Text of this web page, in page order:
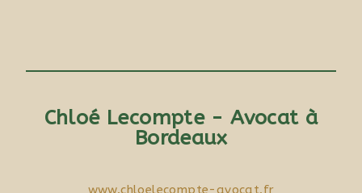
Chloé Lecompte - Avocat à
Bordeaux
www.chloelecompte-avocat.fr